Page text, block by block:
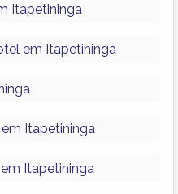
Itapetininga
em Itapetininga
Itapetininga
Itapetininga